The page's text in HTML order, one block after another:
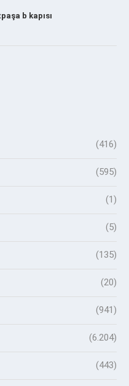
b kapısı
(416)
(595)
(1)
(5)
(135)
(20)
(941)
(6.204)
(443)